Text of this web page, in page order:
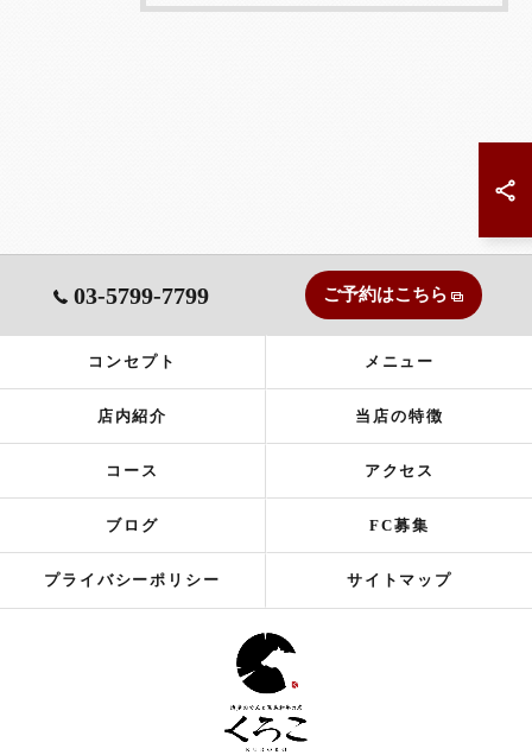
03-5799-7799 ご予約はこちら
コンセプト メニュー
店内紹介 当店の特徴
コース アクセス
ブログ FC募集
プライバシーポリシー サイトマップ